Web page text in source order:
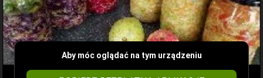
Aby móc oglądać na tym urządzeniu